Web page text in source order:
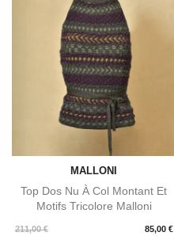
MALLONI
Top Dos Nu À Col Montant Et
Motifs Tricolore Malloni
211,00 € 85,00 €
Prix